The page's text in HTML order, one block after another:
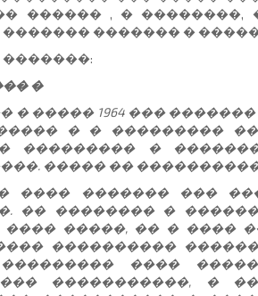
������ , � ��������,
������� �
�
� ����� 1964 ���
� � ���������
��������� �
����� ��
���� ������� ���
�� �������� �
�����, �� � ����
����������
����
�����������, �